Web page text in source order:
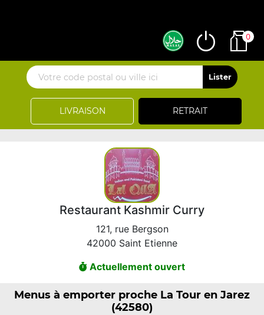
LIVRAISON RETRAIT
0
Restaurant Kashmir Curry
121, rue Bergson
42000 Saint Etienne
Actuellement ouvert
Menus à emporter proche La Tour en Jarez
(42580)